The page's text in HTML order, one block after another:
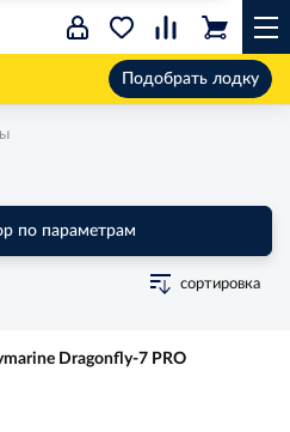
Подобрать лодку
по параметрам
сортировка
Dragonfly-7 PRO